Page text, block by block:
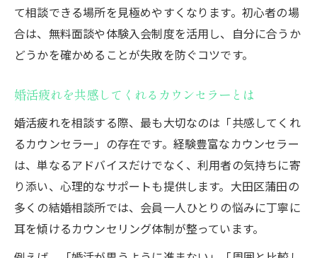
て相談できる場所を見極めやすくなります。初心者の場
合は、無料面談や体験入会制度を活用し、自分に合うか
どうかを確かめることが失敗を防ぐコツです。
婚活疲れを共感してくれるカウンセラーとは
婚活疲れを相談する際、最も大切なのは「共感してくれ
るカウンセラー」の存在です。経験豊富なカウンセラー
は、単なるアドバイスだけでなく、利用者の気持ちに寄
り添い、心理的なサポートも提供します。大田区蒲田の
多くの結婚相談所では、会員一人ひとりの悩みに丁寧に
耳を傾けるカウンセリング体制が整っています。